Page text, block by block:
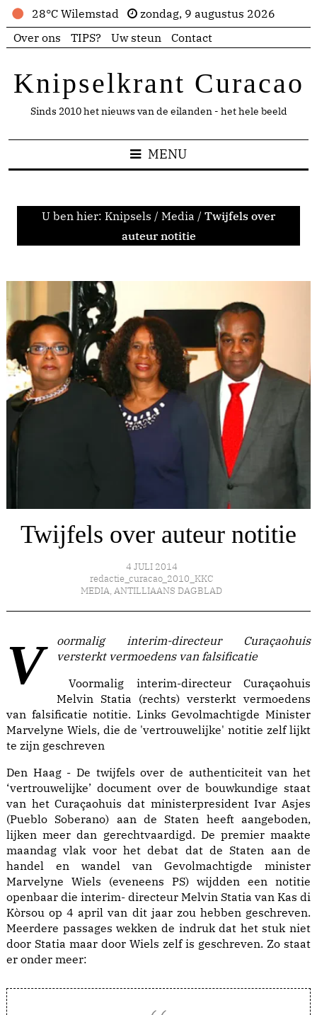
28°C Wilemstad
zondag, 9 augustus 2026
Over ons
TIPS? Uw steun Contact
Knipselkrant Curacao
Sinds 2010 het nieuws van de eilanden - het hele beeld
MENU
U ben hier: Knipsels / Media / Twijfels over
auteur notitie
Twijfels over auteur notitie
4 JULI 2014
redactie_curacao_2010_KKC
MEDIA, ANTILLIAANS DAGBLAD
Voormalig interim-directeur Curaçaohuis
versterkt vermoedens van falsificatie
Voormalig interim-directeur Curaçaohuis
Melvin Statia (rechts) versterkt vermoedens
van falsificatie notitie. Links Gevolmachtigde Minister
Marvelyne Wiels, die de 'vertrouwelijke' notitie zelf lijkt
te zijn geschreven
Den Haag - De twijfels over de authenticiteit van het
‘vertrouwelijke’ document over de bouwkundige staat
van het Curaçaohuis dat ministerpresident Ivar Asjes
(Pueblo Soberano) aan de Staten heeft aangeboden,
lijken meer dan gerechtvaardigd. De premier maakte
maandag vlak voor het debat dat de Staten aan de
handel en wandel van Gevolmachtigde minister
Marvelyne Wiels (eveneens PS) wijdden een notitie
openbaar die interim- directeur Melvin Statia van Kas di
Kòrsou op 4 april van dit jaar zou hebben geschreven.
Meerdere passages wekken de indruk dat het stuk niet
door Statia maar door Wiels zelf is geschreven. Zo staat
er onder meer: